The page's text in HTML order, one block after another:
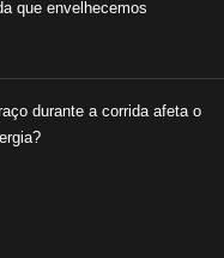
que envelhecemos
durante a corrida afeta o